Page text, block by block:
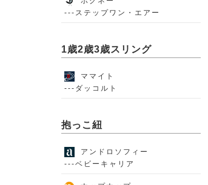
---ステップワン・エアー
1歳2歳3歳スリング
ママイト
---ダッコルト
抱っこ紐
アンドロソフィー
---ベビーキャリア